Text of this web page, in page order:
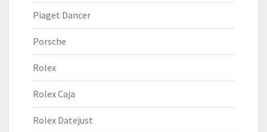
Piaget Dancer
Porsche
Rolex
Rolex Caja
Rolex Datejust